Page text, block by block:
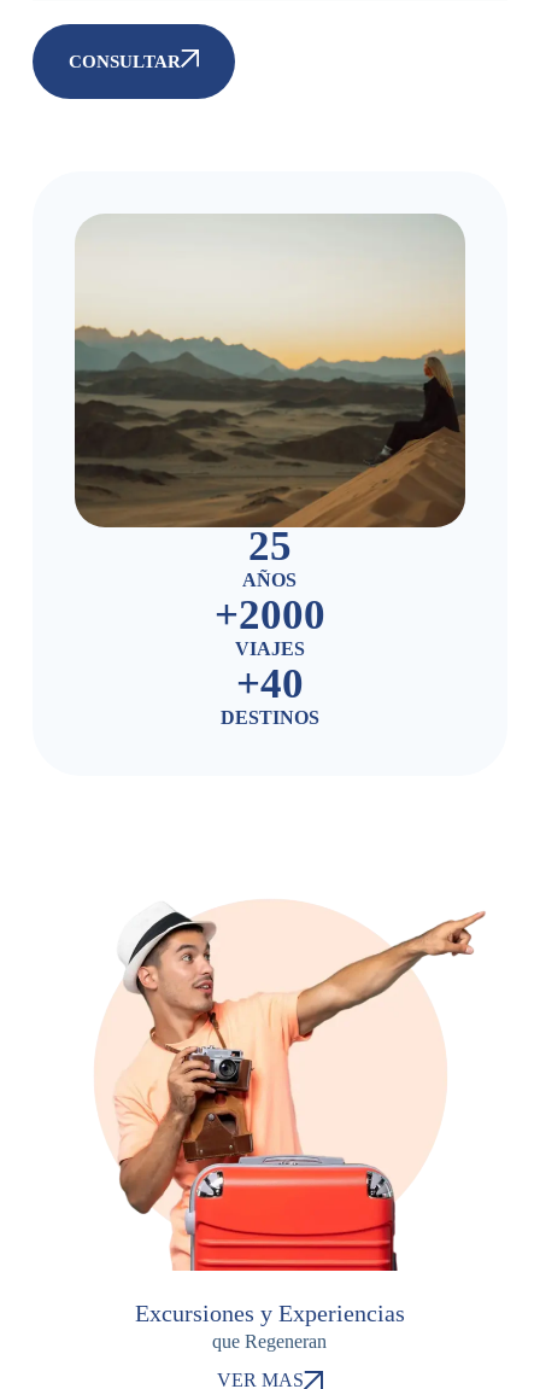
CONSULTAR
25
AÑOS
+2000
VIAJES
+40
DESTINOS
Excursiones y Experiencias
que Regeneran
VER MAS